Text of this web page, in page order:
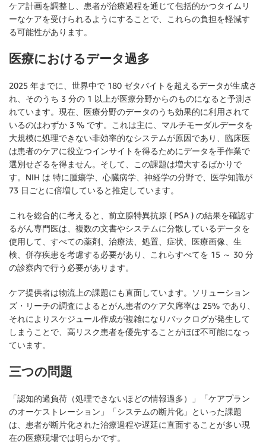
ケア計画を調整し、患者が治療過程を通じて包括的かつタイムリ
ーなケアを受けられるようにすることで、これらの負担を軽減す
る可能性があります。
医療におけるデータ過多
2025 年までに、世界中で 180 ゼタバイトを超えるデータが生成さ
れ、そのうち 3 分の 1 以上が医療分野からのものになると予測さ
れています。現在、医療分野のデータのうち効果的に利用されて
いるのはわずか 3 % です。これは主に、マルチモーダルデータを
大規模に処理できない非効率的なシステムが原因であり、臨床医
は患者のケアに役立つインサイトを得るためにデータを手作業で
選別せざるを得ません。そして、この課題は増大するばかりで
す。NIH は 特に腫瘍学、心臓病学、神経学の分野で、医学知識が
73 日ごとに倍増していると推定しています。
これを総合的に考えると、前立腺特異抗原 ( PSA ) の結果を確認す
るがん専門医は、複数の文書やシステムに分散しているデータを
使用して、すべての薬剤、治療法、処置、症状、医療画像、生
検、併存疾患を考慮する必要があり、これらすべてを 15 ～ 30 分
の診察内で行う必要があります。
ケア提供者は物流上の課題にも直面しています。ソリューション
ズ・リーチの調査によるとがん患者のケア欠席率は 25% であり、
それによりスケジュール作成が複雑になりバックログが発生して
しまうことで、高リスク患者を優先することがほぼ不可能になっ
ています。
三つの問題
「認知的過負荷（処理できないほどの情報過多）」「ケアプラン
のオーケストレーション」「システムの断片化」といった課題
は、患者が断片化された治療過程や遅延に直面することが多い現
在の医療現場では明らかです。